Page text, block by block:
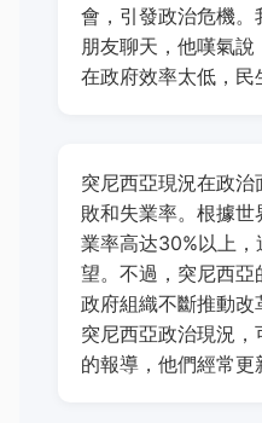
會，引發政治危機
朋友聊天，他嘆氣
在政府效率太低，民
突尼西亞現況在政
敗和失業率。根據
業率高达30%以上
望。不過，突尼西
政府組織不斷推動
突尼西亞政治現況，
的報導，他們經常更